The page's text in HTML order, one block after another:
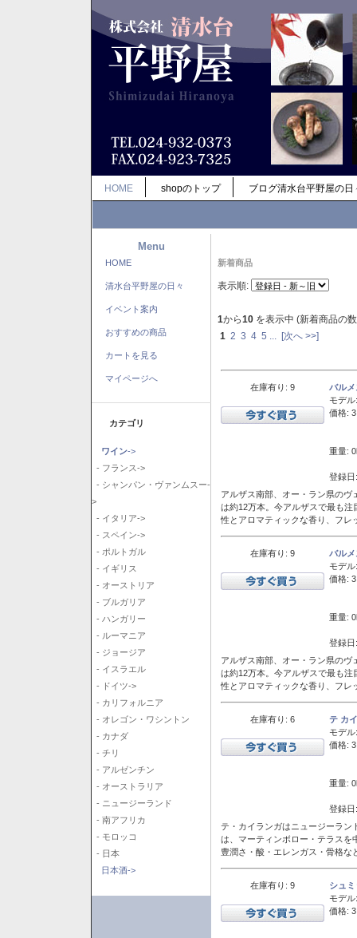
HOME shopのトップ ブログ清水台平野屋の日
Menu
HOME
清水台平野屋の日々
イベント案内
おすすめの商品
カートを見る
マイページへ
カテゴリ
ワイン->
- フランス->
- シャンパン・ヴァンムスー-
>
- イタリア->
- スペイン->
- ポルトガル
- イギリス
- オーストリア
- ブルガリア
- ハンガリー
- ルーマニア
- ジョージア
- イスラエル
- ドイツ->
- カリフォルニア
- オレゴン・ワシントン
- カナダ
- チリ
- アルゼンチン
- オーストラリア
- ニュージーランド
- 南アフリカ
- モロッコ
- 日本
日本酒->
新着商品
表示順:
1から10 を表示中 (新着商品の
1 2 3 4 5 [次へ >>]
在庫有り: 9
バル
モデル:
価格:
重量:
登録
アルザス南部、オー・ラン県の
は約12万本。今アルザスで最も
性とアロマティックな香り、フレ
在庫有り: 9
バル
モデル:
価格:
重量:
登録
アルザス南部、オー・ラン県の
は約12万本。今アルザスで最も
性とアロマティックな香り、フレ
在庫有り: 6
テ カ
モデル:
価格:
重量:
登録
テ・カイランガはニュージーラン
は、マーティンボロー・テラスを
豊潤さ・酸・エレンガス・骨格
在庫有り: 9
シュ
モデル:
価格: